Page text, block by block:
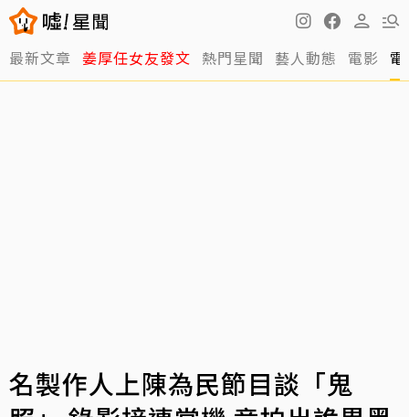
最新文章 姜厚任女友發文 熱門星聞 藝人動態 電影
名製作人上陳為民節目談「鬼